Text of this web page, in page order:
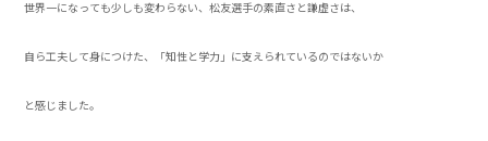
世界一になっても少しも変わらない、松友選手の素直さと謙虚さは、
自ら工夫して身につけた、「知性と学力」に支えられているのではないか
と感じました。